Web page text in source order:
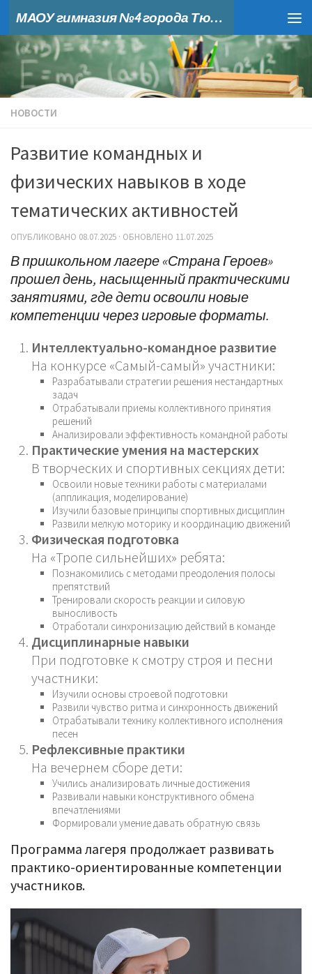
Skip to content МАОУ гимназия №4 города Тюмени
НОВОСТИ
Развитие командных и
физических навыков в ходе
тематических активностей
ОПУБЛИКОВАНО 08.07.2025 · ОБНОВЛЕНО 11.07.2025
В пришкольном лагере «Страна Героев»
прошел день, насыщенный практическими
занятиями, где дети освоили новые
компетенции через игровые форматы.
Интеллектуально-командное развитие
На конкурсе «Самый-самый» участники:
Разрабатывали стратегии решения нестандартных
задач
Отрабатывали приемы коллективного принятия
решений
Анализировали эффективность командной работы
Практические умения на мастерских
В творческих и спортивных секциях дети:
Освоили новые техники работы с материалами
(аппликация, моделирование)
Изучили базовые принципы спортивных дисциплин
Развили мелкую моторику и координацию движений
Физическая подготовка
На «Тропе сильнейших» ребята:
Познакомились с методами преодоления полосы
препятствий
Тренировали скорость реакции и силовую
выносливость
Отработали синхронизацию действий в команде
Дисциплинарные навыки
При подготовке к смотру строя и песни
участники:
Изучили основы строевой подготовки
Развили чувство ритма и синхронность движений
Отрабатывали технику коллективного исполнения
песен
Рефлексивные практики
На вечернем сборе дети:
Учились анализировать личные достижения
Развивали навыки конструктивного обмена
впечатлениями
Формировали умение давать обратную связь
Программа лагеря продолжает развивать
практико-ориентированные компетенции
участников.